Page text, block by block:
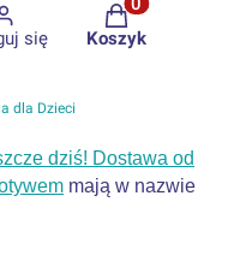
się
Produkty w
Koszyk
dla Dzieci
dziś! Dostawa od
mają w nazwie